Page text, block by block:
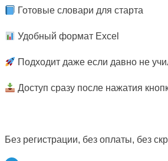
Готовые словари для старта
Удобный формат Excel
Подходит даже если давно не
Доступ сразу после нажатия
Без регистрации, без оплаты, без